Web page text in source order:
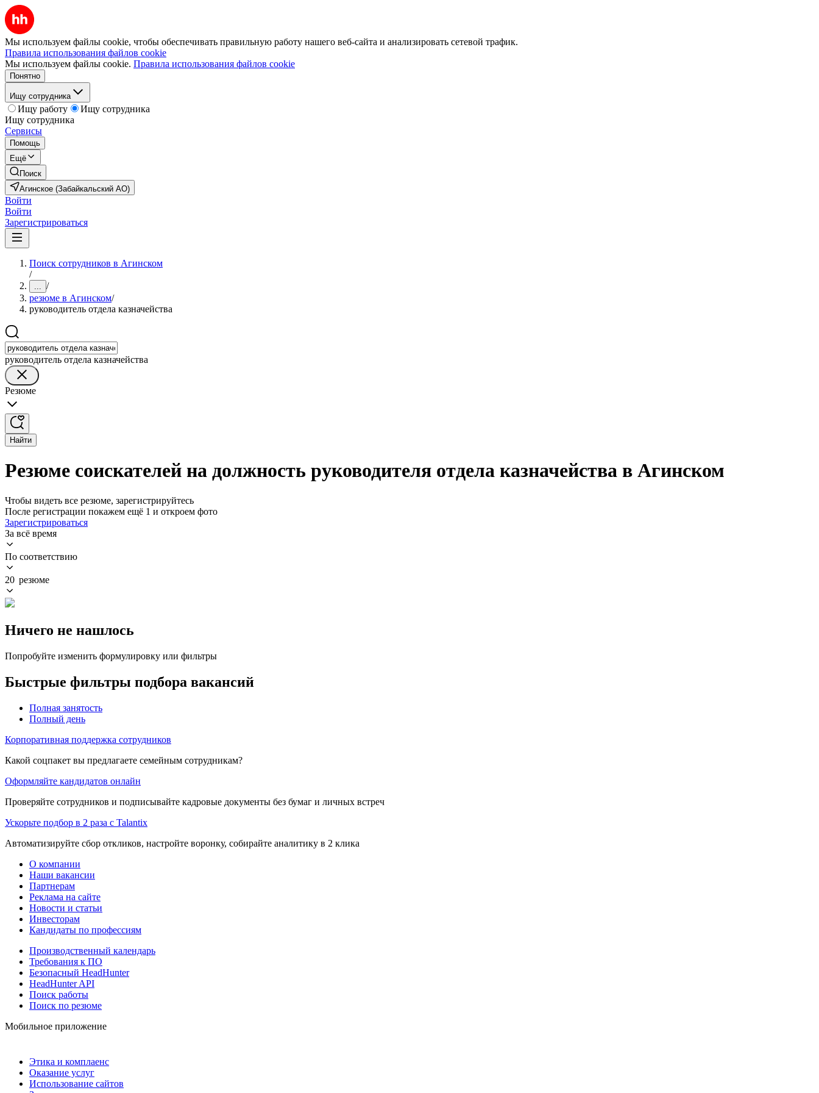
Мы используем файлы cookie, чтобы обеспечивать правильную работу нашего веб-сайта и анализировать сетевой трафик.
Правила использования файлов cookie
Мы используем файлы cookie. Правила использования файлов cookie
Понятно
Ищу сотрудника
Ищу работу
Ищу сотрудника
Ищу сотрудника
Сервисы
Помощь
Ещё
Поиск
Агинское (Забайкальский АО)
Войти
Войти
Зарегистрироваться
Поиск сотрудников в Агинском
/
... /
резюме в Агинском/
руководитель отдела казначейства
руководитель отдела казначейства
Резюме
Найти
Резюме соискателей на должность руководителя отдела казначейства в Агинском
Чтобы видеть все резюме, зарегистрируйтесь
После регистрации покажем ещё 1 и откроем фото
Зарегистрироваться
За всё время
По соответствию
20 резюме
Ничего не нашлось
Попробуйте изменить формулировку или фильтры
Быстрые фильтры подбора вакансий
Полная занятость
Полный день
Корпоративная поддержка сотрудников
Какой соцпакет вы предлагаете семейным сотрудникам?
Оформляйте кандидатов онлайн
Проверяйте сотрудников и подписывайте кадровые документы без бумаг и личных встреч
Ускорьте подбор в 2 раза с Talantix
Автоматизируйте сбор откликов, настройте воронку, собирайте аналитику в 2 клика
О компании
Наши вакансии
Партнерам
Реклама на сайте
Новости и статьи
Инвесторам
Кандидаты по профессиям
Производственный календарь
Требования к ПО
Безопасный HeadHunter
HeadHunter API
Поиск работы
Поиск по резюме
Мобильное приложение
Этика и комплаенс
Оказание услуг
Использование сайтов